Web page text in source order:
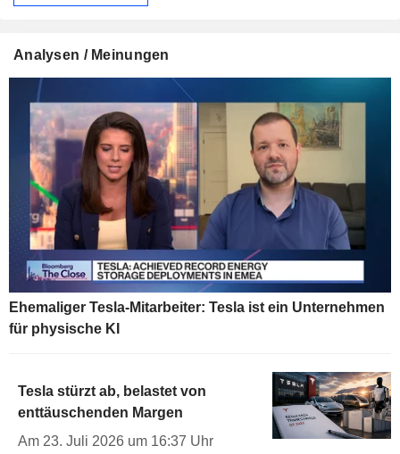
Analysen / Meinungen
Ehemaliger Tesla-Mitarbeiter: Tesla ist ein Unternehmen
für physische KI
Tesla stürzt ab, belastet von
enttäuschenden Margen
Am 23. Juli 2026 um 16:37 Uhr